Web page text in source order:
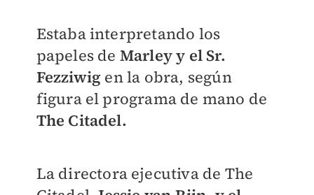
Estaba interpretando los
papeles de Marley y el Sr.
Fezziwig en la obra, según
figura el programa de mano de
The Citadel.
La directora ejecutiva de The